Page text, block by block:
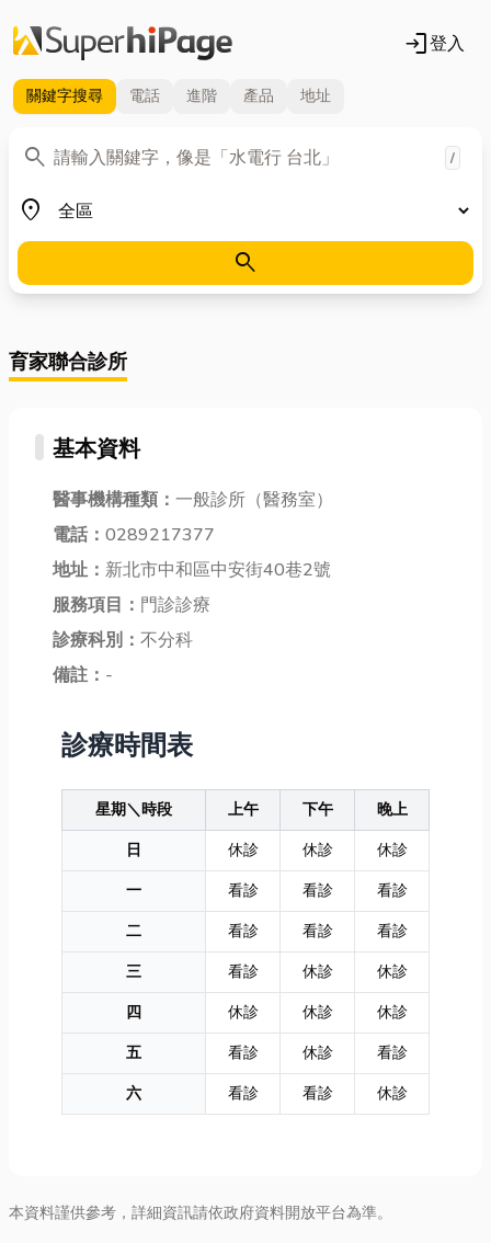
login登入
關鍵字搜尋 電話 進階 產品 地址
search
關鍵字 /
place
地區
search
育家聯合診所
基本資料
醫事機構種類： 一般診所（醫務室）
電話： 0289217377
地址： 新北市中和區中安街40巷2號
服務項目： 門診診療
診療科別： 不分科
備註： -
診療時間表
星期＼時段 上午 下午
晚上
日
休診 休診
休診
一
看診 看診
看診
二
看診 看診
看診
三
看診 休診
休診
四
休診 休診
休診
五
看診 休診
看診
六
看診 看診 休診
本資料謹供參考，詳細資訊請依政府資料開放平台為準。